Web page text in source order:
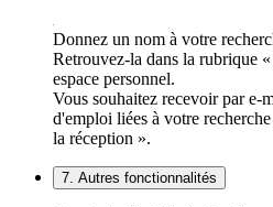
Donnez un nom à votre
Retrouvez-la dans la rubrique
espace personnel.
Vous souhaitez recevoir par e-
d'emploi liées à votre
la réception ».
7. Autres fonctionnalités